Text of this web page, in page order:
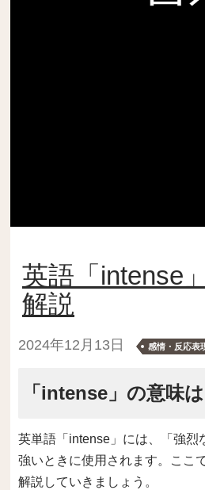
英語「intense
解説
2024年12月13日 感情・反応表
「intense」の意味
英単語「intense」には、「強烈
強いときに使用されます。ここ
解説していきましょう。